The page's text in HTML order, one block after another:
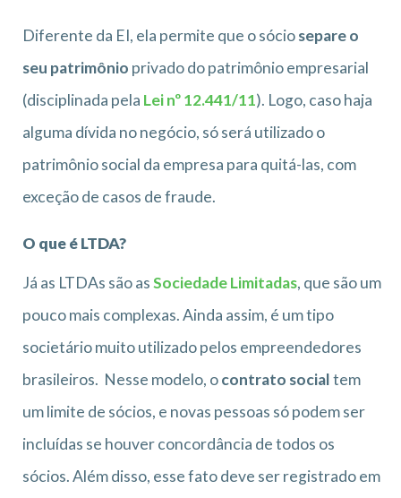
Diferente da EI, ela permite que o sóciosepare o
seu patrimônio privado do patrimônio empresarial
(disciplinada pela Lei nº 12.441/11). Logo, caso haja
alguma dívida no negócio, só será utilizado o
patrimônio social da empresa para quitá-las, com
exceção de casos de fraude.
O que é LTDA?
Já as LTDAs são asSociedade Limitadas, que são um
pouco mais complexas. Ainda assim, é um tipo
societário muito utilizado pelos empreendedores
brasileiros. Nesse modelo, ocontrato socialtem
um limite de sócios, e novas pessoas só podem ser
incluídas se houver concordância de todos os
sócios. Além disso, esse fato deve ser registrado em